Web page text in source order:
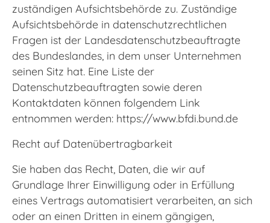
zuständigen Aufsichtsbehörde zu. Zuständige
Aufsichtsbehörde in datenschutzrechtlichen
Fragen ist der Landesdatenschutzbeauftragte
des Bundeslandes, in dem unser Unternehmen
seinen Sitz hat. Eine Liste der
Datenschutzbeauftragten sowie deren
Kontaktdaten können folgendem Link
entnommen werden: https://www.bfdi.bund.de
Recht auf Datenübertragbarkeit
Sie haben das Recht, Daten, die wir auf
Grundlage Ihrer Einwilligung oder in Erfüllung
eines Vertrags automatisiert verarbeiten, an sich
oder an einen Dritten in einem gängigen,